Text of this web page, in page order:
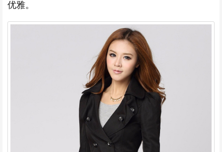
优雅。